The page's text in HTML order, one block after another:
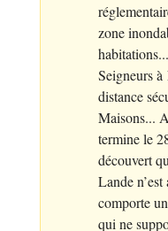
zone
Seigneurs
distance
Maisons...
termine le
découvert
Lande
comporte
qui ne